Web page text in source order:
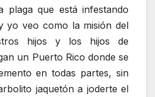
plaga que está infestando
yo veo como la misión del
hijos y los hijos de
un Puerto Rico donde se
en todas partes, sin
jaquetón a joderte el